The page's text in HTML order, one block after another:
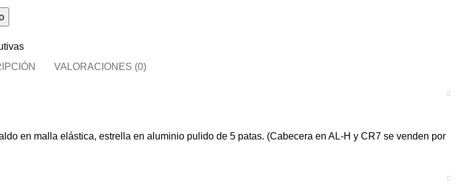
VALORACIONES (0)
en malla elástica, estrella en aluminio pulido de 5 patas. (Cabecera en AL-H y CR7 se venden por